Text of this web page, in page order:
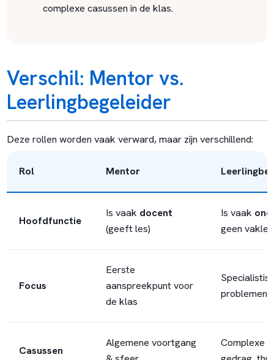
complexe casussen in de klas.
Verschil: Mentor vs.
Leerlingbegeleider
Deze rollen worden vaak verward, maar zijn verschillend:
Rol Mentor
Hoofdfunctie
Is vaak docent
(geeft les)
Is vaak
geen
Focus
Eerste
aanspreekpunt voor
de klas
problemen
Casussen
Algemene voortgang
Complexe